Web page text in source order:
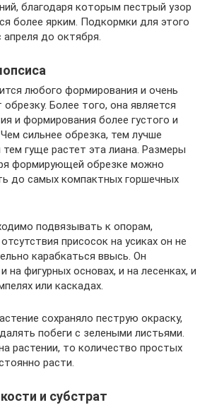
благодаря которым пестрый узор
более ярким. Подкормки для этого
апреля до октября.
любого формирования и очень
Более того, она является
и формирования более густого и
сильнее обрезка, тем лучше
тем гуще растет эта лиана. Размеры
формирующей обрезке можно
до самых компактных горшечных
подвязывать к опорам,
присосок на усиках он не
карабкаться ввысь. Он
на фигурных основах, и на лесенках, и
или каскадах.
сохраняло пеструю окраску,
побеги с зелеными листьями.
растении, то количество простых
расти.
и субстрат